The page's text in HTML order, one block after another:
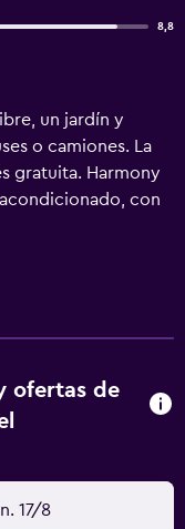
8,8
un jardín y
o camiones. La
gratuita. Harmony
con
de pelo y
de patio.
wifi gratis. Los
incluyen
ocio y
piscina al aire
ofertas de
17/8